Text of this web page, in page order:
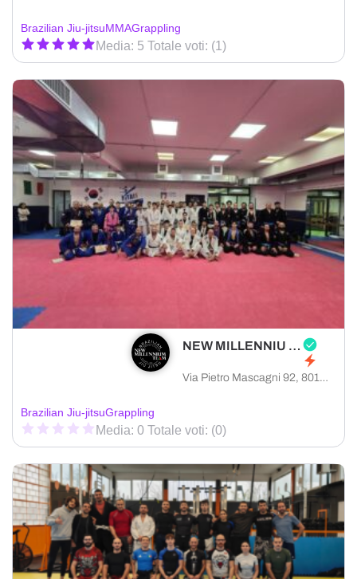
Brazilian Jiu-jitsuMMAGrappling
Media: 5 Totale voti: (1)
NEW MILLENNIU TEAM
Via Pietro Mascagni 92, 80128 Napoli città metropolitana di Napoli, Italia
Brazilian Jiu-jitsuGrappling
Media: 0 Totale voti: (0)